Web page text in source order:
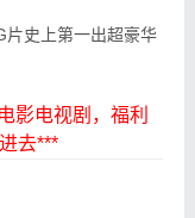
片史上第一出超豪华
影电视剧，福利
去***